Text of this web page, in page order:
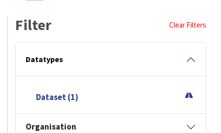
Filter Clear Filters
Datatypes
Dataset (1)
Organisation